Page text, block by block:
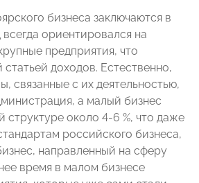
бизнеса заключаются в
ориентировался на
предприятия, что
доходов. Естественно,
связанные с их деятельностью,
а малый бизнес
структуре около 4-6 %, что даже
российского бизнеса,
направленный на сферу
время в малом бизнесе